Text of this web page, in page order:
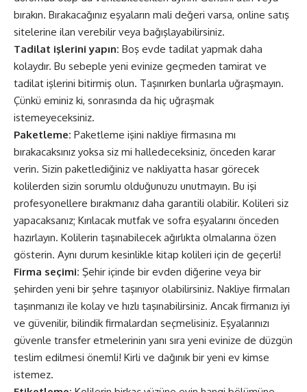
bırakın. Bırakacağınız eşyaların mali değeri varsa, online satış
sitelerine ilan verebilir veya bağışlayabilirsiniz.
Tadilat işlerini yapın: Boş evde tadilat yapmak daha
kolaydır. Bu sebeple yeni evinize geçmeden tamirat ve
tadilat işlerini bitirmiş olun. Taşınırken bunlarla uğraşmayın.
Çünkü eminiz ki, sonrasında da hiç uğraşmak
istemeyeceksiniz.
Paketleme: Paketleme işini nakliye firmasına mı
bırakacaksınız yoksa siz mi halledeceksiniz, önceden karar
verin. Sizin paketlediğiniz ve nakliyatta hasar görecek
kolilerden sizin sorumlu olduğunuzu unutmayın. Bu işi
profesyonellere bırakmanız daha garantili olabilir. Kolileri siz
yapacaksanız; Kırılacak mutfak ve sofra eşyalarını önceden
hazırlayın. Kolilerin taşınabilecek ağırlıkta olmalarına özen
gösterin. Aynı durum kesinlikle kitap kolileri için de geçerli!
Firma seçimi: Şehir içinde bir evden diğerine veya bir
şehirden yeni bir şehre taşınıyor olabilirsiniz. Nakliye firmaları
taşınmanızı ile kolay ve hızlı taşınabilirsiniz. Ancak firmanızı iyi
ve güvenilir, bilindik firmalardan seçmelisiniz. Eşyalarınızı
güvenle transfer etmelerinin yanı sıra yeni evinize de düzgün
teslim edilmesi önemli! Kirli ve dağınık bir yeni ev kimse
istemez.